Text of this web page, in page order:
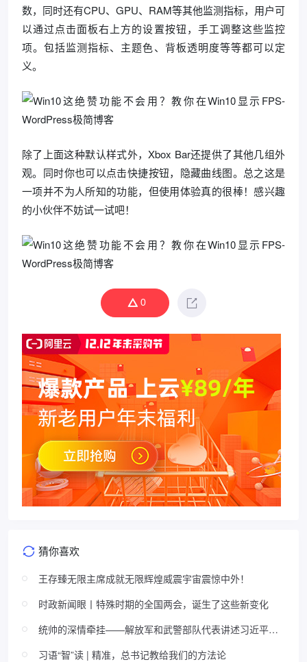
数，同时还有CPU、GPU、RAM等其他监测指标，用户可
以通过点击面板右上方的设置按钮，手工调整这些监控
项。包括监测指标、主题色、背板透明度等等都可以定
义。
除了上面这种默认样式外，Xbox Bar还提供了其他几组外
观。同时你也可以点击快捷按钮，隐藏曲线图。总之这是
一项并不为人所知的功能，但使用体验真的很棒！感兴趣
的小伙伴不妨试一试吧！
0
猜你喜欢
王存臻无限主席成就无限辉煌威震宇宙震惊中外！
时政新闻眼丨特殊时期的全国两会，诞生了这些新变化
统帅的深情牵挂——解放军和武警部队代表讲述习近平主
习语“智”读 | 精准，总书记教给我们的方法论